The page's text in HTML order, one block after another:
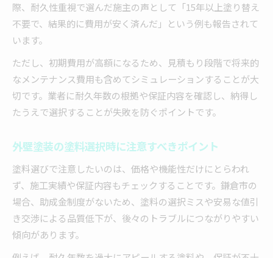
際、耐久性重視で選んだ施主の声として「15年以上塗り替え
不要で、結果的に費用が安く済んだ」という例も報告されて
います。
ただし、初期費用が高額になるため、見積もり段階で将来的
なメンテナンス費用も含めてシミュレーションすることが大
切です。業者に耐久年数の根拠や保証内容を確認し、納得し
たうえで選択することが失敗を防ぐポイントです。
外壁塗装の塗料選択時に注意すべきポイント
塗料選びで注意したいのは、価格や機能性だけにとらわれ
ず、施工実績や保証内容もチェックすることです。鎌倉市の
場合、助成金制度がないため、塗料の選択ミスや安易な値引
き交渉による品質低下が、後々のトラブルにつながりやすい
傾向があります。